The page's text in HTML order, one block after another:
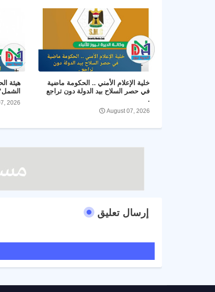
خلية الإعلام الأمني .. الحكومة ماضية
في حصر السلاح بيد الدولة دون تراجع
.
August 07, 2026
هيئة
2026
إرسال تعليق